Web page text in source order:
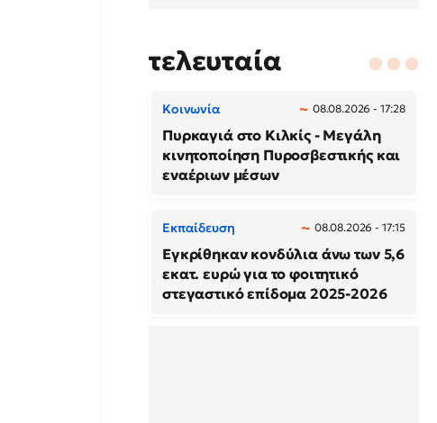
τελευταία
Κοινωνία 08.08.2026 - 17:28
Πυρκαγιά στο Κιλκίς - Μεγάλη
κινητοποίηση Πυροσβεστικής και
εναέριων μέσων
Εκπαίδευση 08.08.2026 - 17:15
Εγκρίθηκαν κονδύλια άνω των 5,6
εκατ. ευρώ για το φοιτητικό
στεγαστικό επίδομα 2025-2026